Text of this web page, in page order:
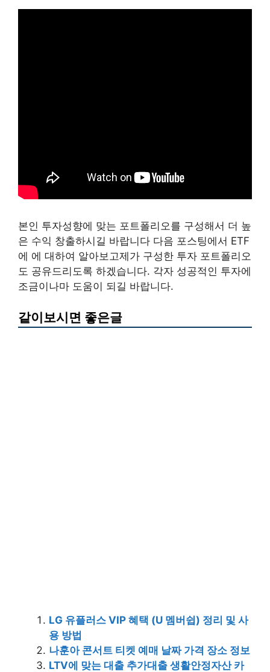
본인 투자성향에 맞는 포트폴리오를 구성해서 더 높
은 수익 창출하시길 바랍니다 다음 포스팅에서 ETF
에 에 대하여 알아보고제가 구성한 투자 포트폴리오
도 공유드리도록 하겠습니다. 각자 성공적인 투자에
조금이나마 도움이 되길 바랍니다.
같이보시면 좋은글
LG 유플러스 VIP 혜택 (U 멤버쉽) 정리 및 사
용 방법
나훈아 콘서트 티켓 예매 날짜 가격 장소 정보
LTV에 맞는 대출 추가대출 생활안정자산 카